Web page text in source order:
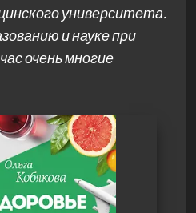
университета.
и науке при
очень многие